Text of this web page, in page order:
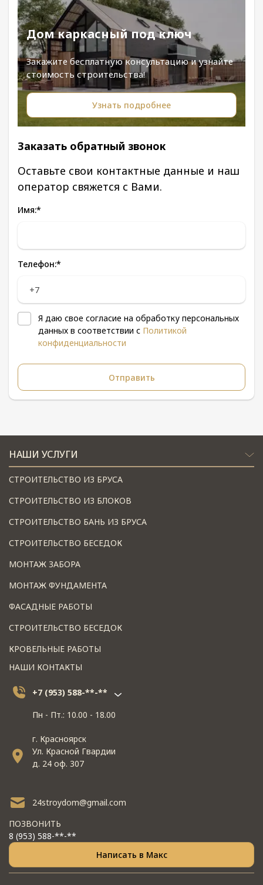
Дом каркасный под ключ
Закажите бесплатную консультацию и узнайте
стоимость строительства!
Узнать подробнее
Заказать обратный звонок
Оставьте свои контактные данные и наш
оператор свяжется с Вами.
Имя:*
Телефон:*
Я даю свое согласие на обработку персональных
данных в соответствии с Политикой
конфиденциальности
НАШИ УСЛУГИ
СТРОИТЕЛЬСТВО ИЗ БРУСА
СТРОИТЕЛЬСТВО ИЗ БЛОКОВ
СТРОИТЕЛЬСТВО БАНЬ ИЗ БРУСА
СТРОИТЕЛЬСТВО БЕСЕДОК
МОНТАЖ ЗАБОРА
МОНТАЖ ФУНДАМЕНТА
ФАСАДНЫЕ РАБОТЫ
СТРОИТЕЛЬСТВО БЕСЕДОК
КРОВЕЛЬНЫЕ РАБОТЫ
НАШИ КОНТАКТЫ
+7 (953) 588-**-**
Пн - Пт.: 10.00 - 18.00
г. Красноярск
Ул. Красной Гвардии
д. 24 оф. 307
24stroydom@gmail.com
ПОЗВОНИТЬ
8 (953) 588-**-**
Написать в Макс